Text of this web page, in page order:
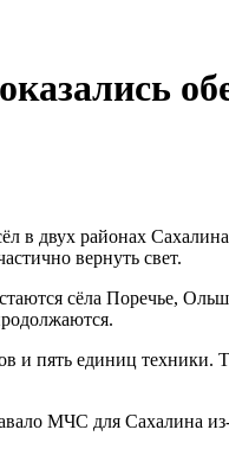
в двух районах
вернуть свет.
сёла Поречье,
и пять единиц техники.
МЧС для Сахалина